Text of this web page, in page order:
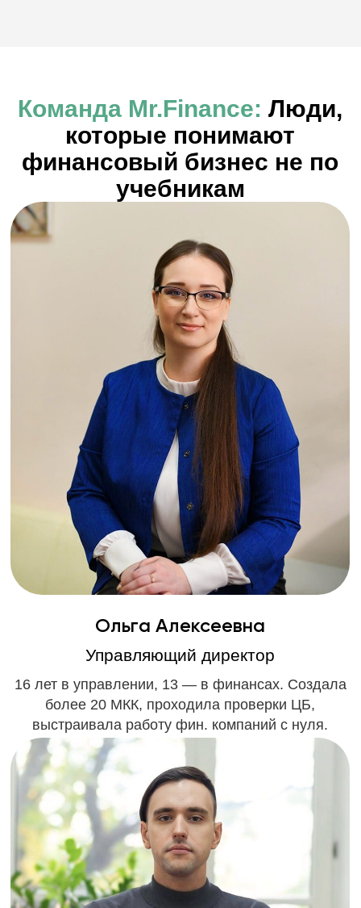
6 лет опыта, 4 — в МКК. Ведёт текущий учёт,
регламенты, готовит отчётность по требованиям
ЦБ.
Заместитель Главного бухгалтера
Екатерина Анатольевна
Хотите открыть, купить
или привести в порядок
финансовую
организацию?
Оставьте заявку - разберём вашу
ситуацию, подскажем подходящий
формат и объясним, что лучше:
регистрация с нуля, покупка готовой
компании или проведем аудит вашей
бухгалтерии и юридических
документов.
Получить консультацию
Говорят, мы неплохо
работаем